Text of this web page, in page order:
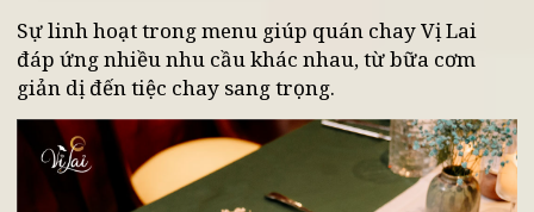
Buffet chay với thực đơn luân phiên hơn 30
món, phù hợp cho gia đình hoặc nhóm bạn
muốn trải nghiệm đa dạng
Set menu theo mùa - chế biến từ nguyên liệu
hữu cơ, rau củ sạch theo từng thời điểm
năm